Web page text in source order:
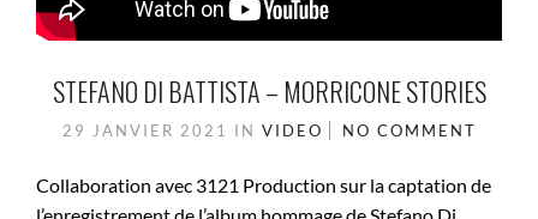
STEFANO DI BATTISTA – MORRICONE STORIES
29 JANVIER 2021 IN VIDEO NO COMMENT
Collaboration avec 3121 Production sur la captation de